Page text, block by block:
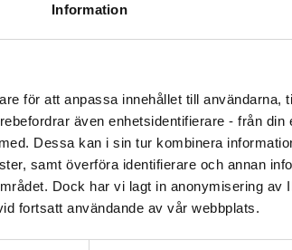
Information
för att anpassa innehållet till användarna,
även enhetsidentifierare - från din
Dessa kan i sin tur kombinera
samt överföra identifierare och annan
Dock har vi lagt in anonymisering av
fortsatt användande av vår webbplats.
Jordemodern - en tidning för
dig i
i Svenska Barnmorskeförbundet har
lyfta en fråga kan du vända dig till